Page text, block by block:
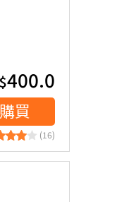
400.0
購買
(16)